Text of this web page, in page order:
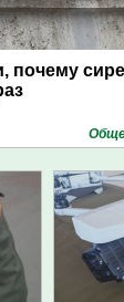
почему